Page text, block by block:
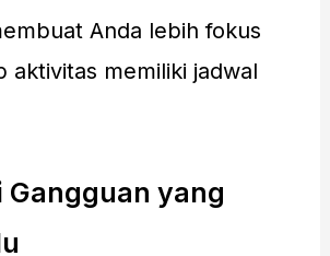
Anda lebih fokus
aktivitas memiliki jadwal
Gangguan yang